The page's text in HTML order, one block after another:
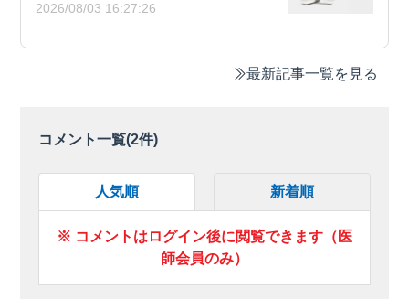
2026/08/03 16:27:26
最新記事一覧を見る
コメント一覧(2件)
人気順 新着順
※ コメントはログイン後に閲覧できます（医
師会員のみ）